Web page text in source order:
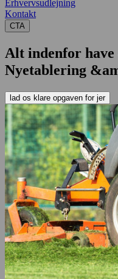
Erhvervsudlejning
Kontakt
CTA
Alt indenfor
Nyetablering
lad os klare opgaven for jer